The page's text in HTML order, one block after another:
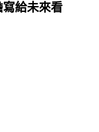
寫給未來看